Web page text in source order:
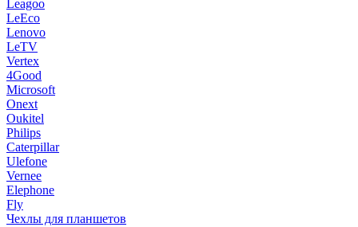
Leagoo
LeEco
Lenovo
LeTV
Vertex
4Good
Microsoft
Onext
Oukitel
Philips
Caterpillar
Ulefone
Vernee
Elephone
Fly
Чехлы для планшетов